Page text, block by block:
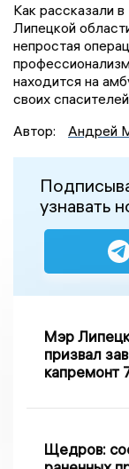
Как рассказали
Липецкой
непростая
находится на
своих
Автор:
Андрей
узнавать
Мэр
призвал
капремонт
Щедров: